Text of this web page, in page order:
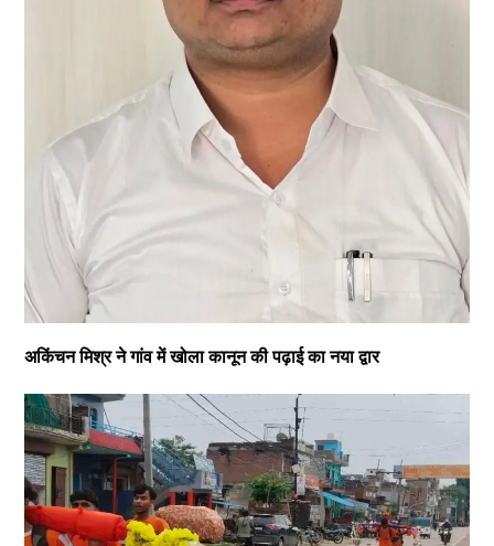
अकिंचन मिश्र ने गांव में खोला कानून की पढ़ाई का नया द्वार